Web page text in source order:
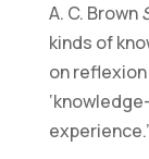
A. C. Brown
kinds of
on